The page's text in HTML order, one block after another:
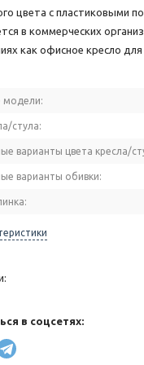
цвета с пластиковыми
в коммерческих
как офисное кресло для
модели:
стула:
варианты цвета кресла/
варианты обивки:
в соцсетях: